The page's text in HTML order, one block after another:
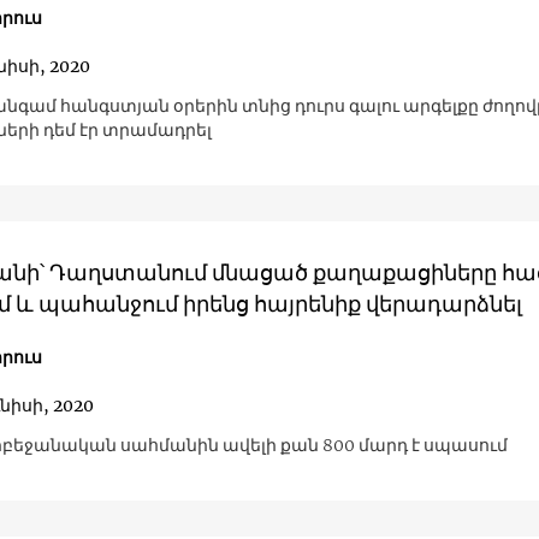
2020
հանգստյան օրերին տնից դուրս գալու արգելքը
դեմ էր տրամադրել
Դաղստանում մնացած քաղաքացիները
և պահանջում իրենց հայրենիք վերադարձնել
2020
սահմանին ավելի քան 800 մարդ է սպասում